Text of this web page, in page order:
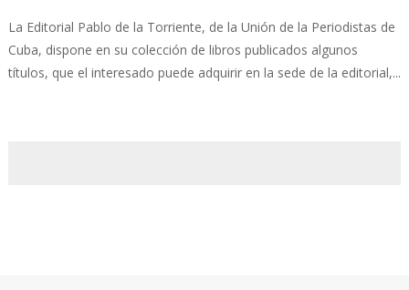
La Editorial Pablo de la Torriente, de la Unión de la Periodistas de
Cuba, dispone en su colección de libros publicados algunos
títulos, que el interesado puede adquirir en la sede de la editorial,...